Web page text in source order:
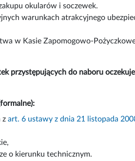
okularów i soczewek.
warunkach atrakcyjnego
w Kasie Zapomogowo-
przystępujących do naboru
z art. 6 ustawy z dnia 21 listopada
o kierunku technicznym.